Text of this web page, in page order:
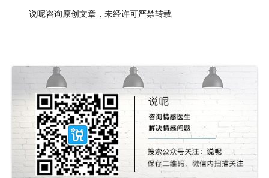
说呢咨询原创文章，未经许可严禁转载